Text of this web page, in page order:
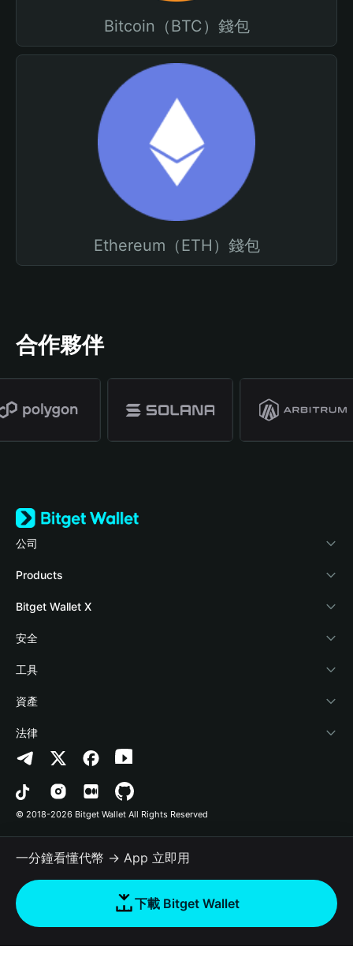
Bitcoin（BTC）錢包
Ethereum（ETH）錢包
合作夥伴
公司
關於 Bitget Wallet
部落格
學院
加密資訊
幫助中心
‌聯繫我們
品牌資源
工作機會
Products
Crypto Card
Stablecoin Earn
Payfi Crypto
Crypto Swap API
Altcoin Season Index
Prediction Markets
DApp
RWA
如何購買加密貨幣
Bitget Wallet X
開發者文件
連接錢包
Bitget Wallet Pay
合作上架
安全
風險保障基金
安全防護技術
工具
快捷買幣
授權檢測
合約檢測
批次轉帳
資產
Arbitrum
Avalanche
Bitcoin
Polygon
法律
隱私協議
用戶使用協議
© 2018-2026 Bitget Wallet All Rights Reserved
一分鐘看懂代幣 → App 立即用
下載 Bitget Wallet